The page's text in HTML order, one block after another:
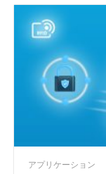
アプリケーション